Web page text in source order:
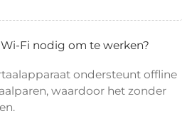
Fi nodig om te werken?
ondersteunt offline
waardoor het zonder